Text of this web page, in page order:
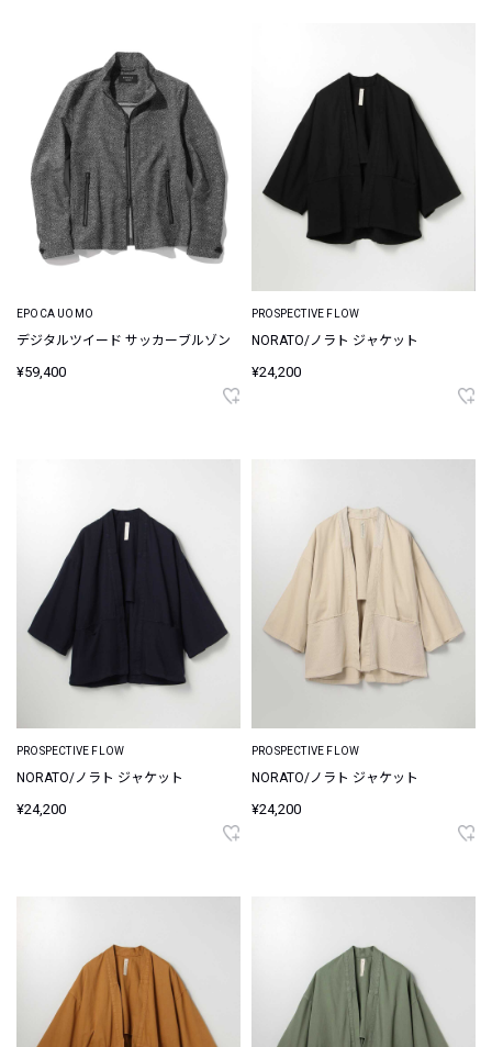
EPOCA UOMO
デジタルツイード サッカーブルゾン
¥59,400
PROSPECTIVE FLOW
NORATO/ノラト ジャケット
¥24,200
PROSPECTIVE FLOW
NORATO/ノラト ジャケット
¥24,200
PROSPECTIVE FLOW
NORATO/ノラト ジャケット
¥24,200